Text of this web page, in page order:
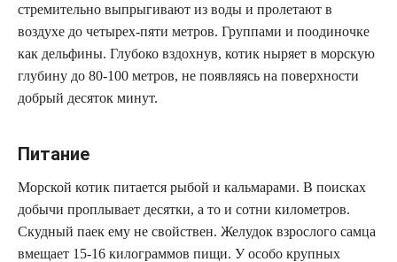
стремительно выпрыгивают из воды и пролетают в
воздухе до четырех-пяти метров. Группами и поодиночке
как дельфины. Глубоко вздохнув, котик ныряет в морскую
глубину до 80-100 метров, не появляясь на поверхности
добрый десяток минут.
Питание
Морской котик питается рыбой и кальмарами. В поисках
добычи проплывает десятки, а то и сотни километров.
Скудный паек ему не свойствен. Желудок взрослого самца
вмещает 15-16 килограммов пищи. У особо крупных